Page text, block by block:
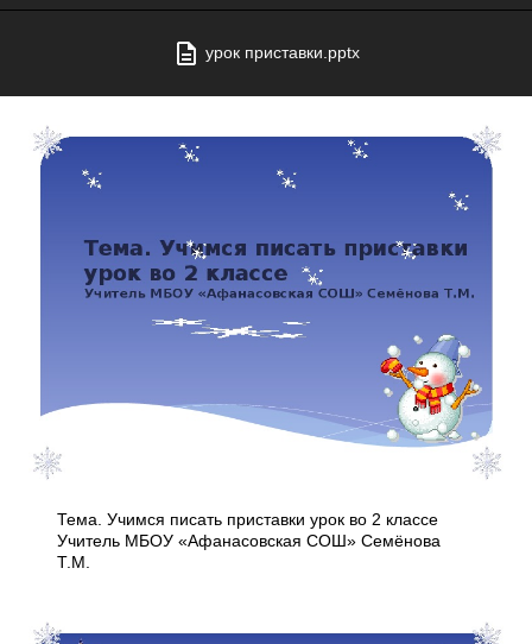
урок приставки.pptx
Тема. Учимся писать приставки урок во 2 классе
Учитель МБОУ «Афанасовская СОШ» Семёнова
Т.М.